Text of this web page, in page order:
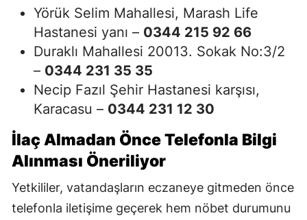
Yörük Selim Mahallesi, Marash Life
Hastanesi yanı – 0344 215 92 66
Duraklı Mahallesi 20013. Sokak No:3/2
– 0344 231 35 35
Necip Fazıl Şehir Hastanesi karşısı,
Karacasu – 0344 231 12 30
İlaç Almadan Önce Telefonla Bilgi
Alınması Öneriliyor
Yetkililer, vatandaşların eczaneye gitmeden önce
telefonla iletişime geçerek hem nöbet durumunu